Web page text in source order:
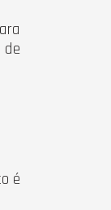
de
é